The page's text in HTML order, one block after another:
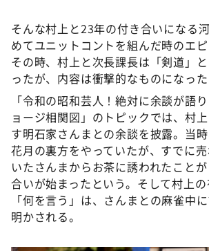
そんな村上と23年の付き合いになる
めてユニットコントを組んだ時のエピ
その時、村上と次長課長は「剣道」
ったが、内容は衝撃的なものになっ
「令和の昭和芸人！絶対に余談が語
ョージ相関図」のトピックでは、村
す明石家さんまとの余談を披露。当
花月の裏方をやっていたが、すでに
いたさんまからお茶に誘われたこと
合いが始まったという。そして村上
「何を言う」は、さんまとの麻雀中
明かされる。